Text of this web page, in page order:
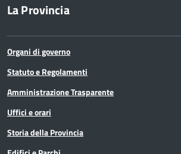
La Provincia
Organi di governo
Statuto e Regolamenti
Amministrazione Trasparente
Uffici e orari
Storia della Provincia